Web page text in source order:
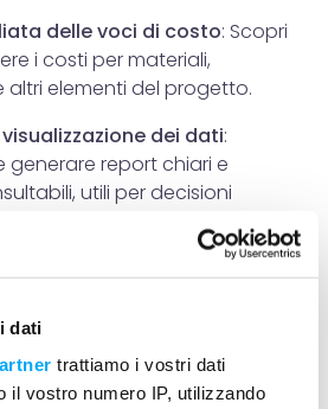
dati
trattiamo i vostri dati
il vostro numero IP, utilizzando
delle voci di costo: Scopri
i costi per materiali,
elementi del progetto.
dei dati:
generare report chiari e
utili per decisioni
: Scopri come
l’efficienza.
per le imprese